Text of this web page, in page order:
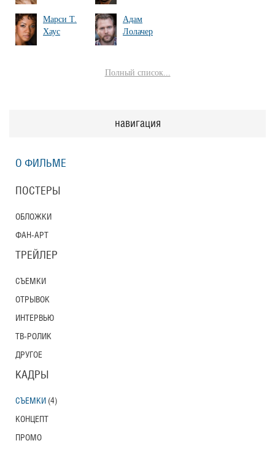
Марси Т.
Хаус
Адам
Лолачер
Полный список...
навигация
О ФИЛЬМЕ
ПОСТЕРЫ
ОБЛОЖКИ
ФАН-АРТ
ТРЕЙЛЕР
СЪЕМКИ
ОТРЫВОК
ИНТЕРВЬЮ
ТВ-РОЛИК
ДРУГОЕ
КАДРЫ
СЪЕМКИ (4)
КОНЦЕПТ
ПРОМО